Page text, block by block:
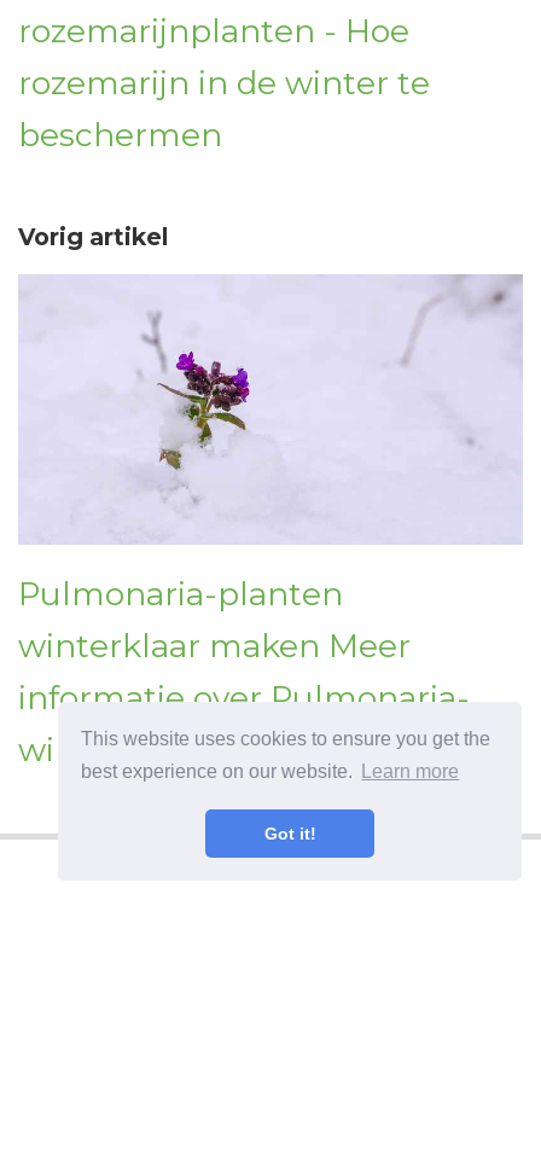
This website uses cookies to ensure you get the
best experience on our website.
Learn more
Got it!
rozemarijnplanten - Hoe
rozemarijn in de winter te
beschermen
Vorig artikel
Pulmonaria-planten
winterklaar maken Meer
informatie over Pulmonaria-
winterverzorging